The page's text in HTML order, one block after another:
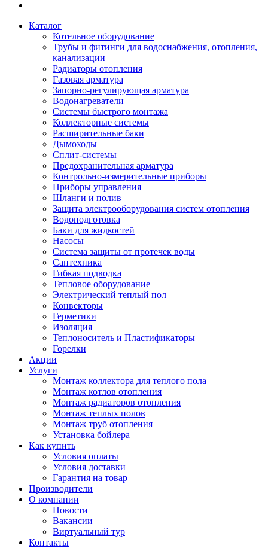
Каталог
Котельное оборудование
Трубы и фитинги для водоснабжения, отопления,
канализации
Радиаторы отопления
Газовая арматура
Запорно-регулирующая арматура
Водонагреватели
Системы быстрого монтажа
Коллекторные системы
Расширительные баки
Дымоходы
Сплит-системы
Предохранительная арматура
Контрольно-измерительные приборы
Приборы управления
Шланги и полив
Защита электрооборудования систем отопления
Водоподготовка
Баки для жидкостей
Насосы
Система защиты от протечек воды
Сантехника
Гибкая подводка
Тепловое оборудование
Электрический теплый пол
Конвекторы
Герметики
Изоляция
Теплоноситель и Пластификаторы
Горелки
Акции
Услуги
Монтаж коллектора для теплого пола
Монтаж котлов отопления
Монтаж радиаторов отопления
Монтаж теплых полов
Монтаж труб отопления
Установка бойлера
Как купить
Условия оплаты
Условия доставки
Гарантия на товар
Производители
О компании
Новости
Вакансии
Виртуальный тур
Контакты